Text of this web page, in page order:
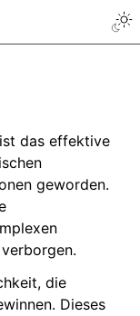
das effektive
geworden.
die
Dieses